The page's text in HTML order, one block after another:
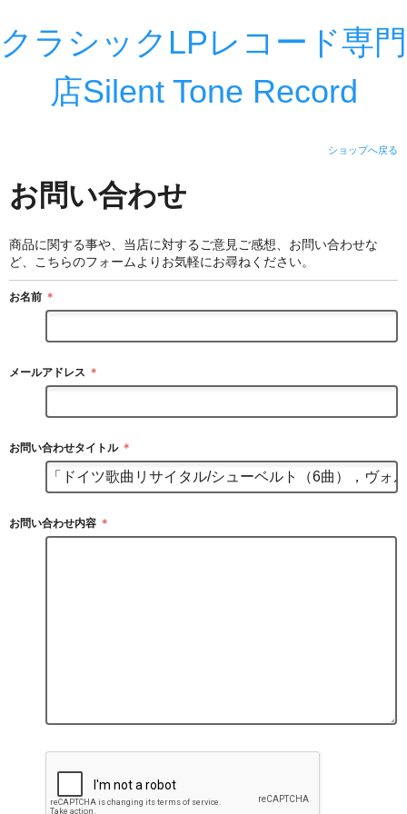
クラシックLPレコード専門
店Silent Tone Record
ショップへ戻る
お問い合わせ
商品に関する事や、当店に対するご意見ご感想、お問い合わせな
ど、こちらのフォームよりお気軽にお尋ねください。
お名前 ＊
メールアドレス ＊
お問い合わせタイトル ＊
お問い合わせ内容 ＊